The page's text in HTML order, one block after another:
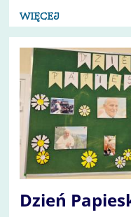
WIĘCEJ
Dzień